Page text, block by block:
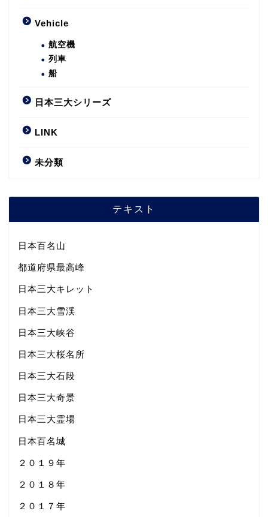
Vehicle
航空機
列車
船
日本三大シリーズ
LINK
未分類
テキスト
日本百名山
都道府県最高峰
日本三大キレット
日本三大雪渓
日本三大峡谷
日本三大桜名所
日本三大石段
日本三大奇景
日本三大霊場
日本百名城
２０１９年
２０１８年
２０１７年